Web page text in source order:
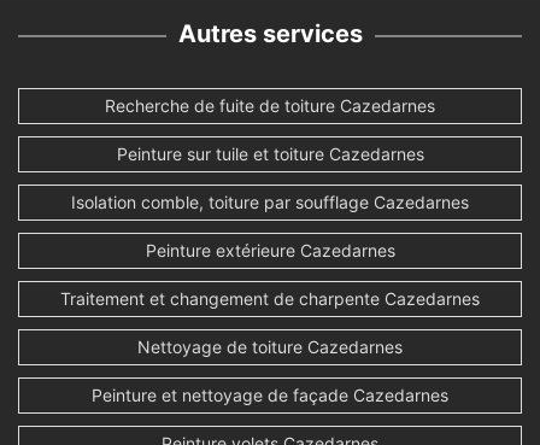
Autres services
Recherche de fuite de toiture Cazedarnes
Peinture sur tuile et toiture Cazedarnes
Isolation comble, toiture par soufflage Cazedarnes
Peinture extérieure Cazedarnes
Traitement et changement de charpente Cazedarnes
Nettoyage de toiture Cazedarnes
Peinture et nettoyage de façade Cazedarnes